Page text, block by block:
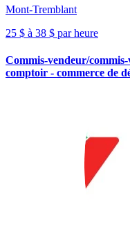
Mont-Tremblant
25 $ à 38 $ par heure
Commis-vendeur/commis-
comptoir - commerce de